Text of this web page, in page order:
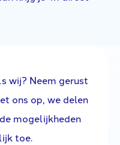
wij? Neem gerust
ons op, we delen
mogelijkheden
toe.